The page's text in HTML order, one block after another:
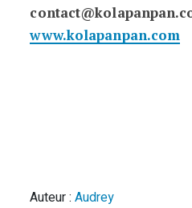
www.kolapanpan.com
Auteur :Audrey